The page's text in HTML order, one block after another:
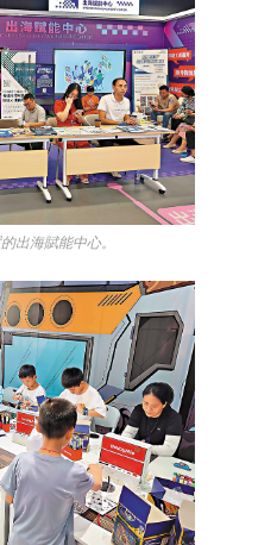
出海賦能中心。